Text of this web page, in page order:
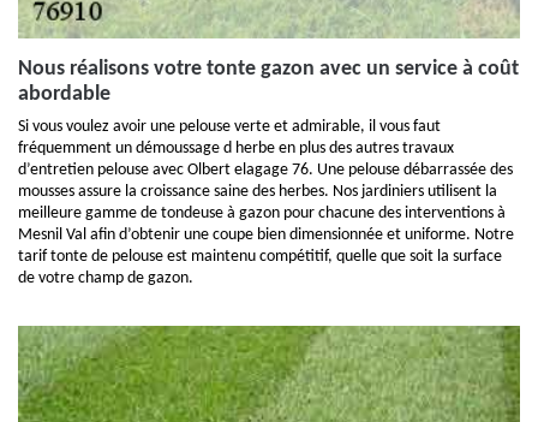
Nous réalisons votre tonte gazon avec un service à coût
abordable
Si vous voulez avoir une pelouse verte et admirable, il vous faut
fréquemment un démoussage d herbe en plus des autres travaux
d’entretien pelouse avec Olbert elagage 76. Une pelouse débarrassée des
mousses assure la croissance saine des herbes. Nos jardiniers utilisent la
meilleure gamme de tondeuse à gazon pour chacune des interventions à
Mesnil Val afin d’obtenir une coupe bien dimensionnée et uniforme. Notre
tarif tonte de pelouse est maintenu compétitif, quelle que soit la surface
de votre champ de gazon.